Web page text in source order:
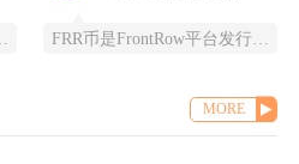
FRR币是FrontRow平台发行的实用型代币，全称为Frontrow币，基于以太坊区块链
MORE